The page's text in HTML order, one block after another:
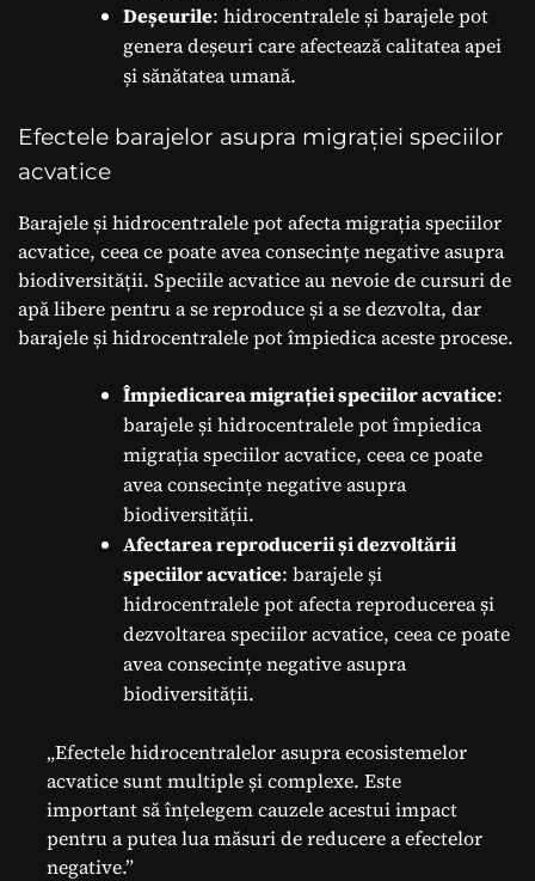
Deșeurile: hidrocentralele și barajele pot
genera deșeuri care afectează calitatea apei
și sănătatea umană.
Efectele barajelor asupra migrației speciilor
acvatice
Barajele și hidrocentralele pot afecta migrația speciilor
acvatice, ceea ce poate avea consecințe negative asupra
biodiversității. Speciile acvatice au nevoie de cursuri de
apă libere pentru a se reproduce și a se dezvolta, dar
barajele și hidrocentralele pot împiedica aceste procese.
Împiedicarea migrației speciilor acvatice:
barajele și hidrocentralele pot împiedica
migrația speciilor acvatice, ceea ce poate
avea consecințe negative asupra
biodiversității.
Afectarea reproducerii și dezvoltării
speciilor acvatice: barajele și
hidrocentralele pot afecta reproducerea și
dezvoltarea speciilor acvatice, ceea ce poate
avea consecințe negative asupra
biodiversității.
„Efectele hidrocentralelor asupra ecosistemelor
acvatice sunt multiple și complexe. Este
important să înțelegem cauzele acestui impact
pentru a putea lua măsuri de reducere a efectelor
negative.”